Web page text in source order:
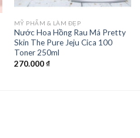
MỸ PHẨM & LÀM ĐẸP
Nước Hoa Hồng Rau Má Pretty
Skin The Pure Jeju Cica 100
Toner 250ml
270.000₫